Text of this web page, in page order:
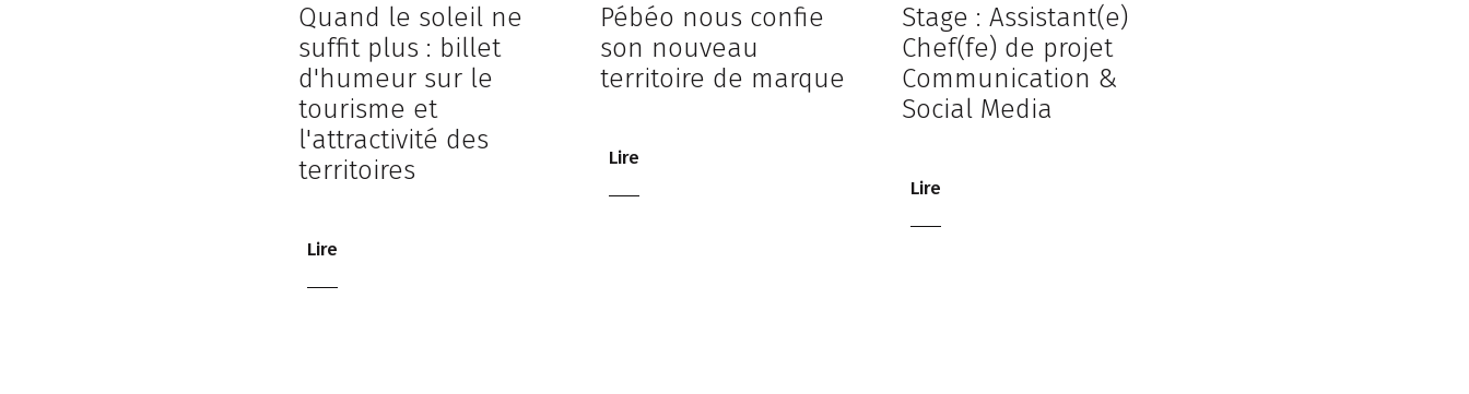
Quand le soleil ne
suffit plus : billet
d'humeur sur le
tourisme et
l'attractivité des
territoires
Lire
Pébéo nous confie
son nouveau
territoire de marque
Lire
Stage : Assistant(e)
Chef(fe) de projet
Communication &
Social Media
Lire